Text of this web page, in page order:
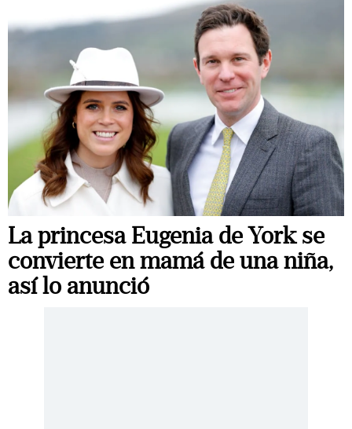
La princesa Eugenia de York se
convierte en mamá de una niña,
así lo anunció